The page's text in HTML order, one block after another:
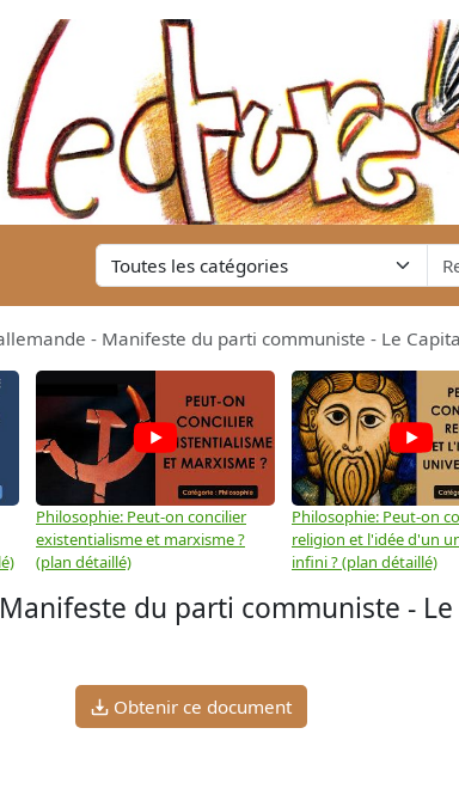
- Manifeste du parti communiste - Le
Philosophie: Peut-on concilier
existentialisme et marxisme ?
(plan détaillé)
Philosophie: Peut-on
religion et l'idée d'un
infini ? (plan détaillé)
du parti communiste -
Obtenir ce document